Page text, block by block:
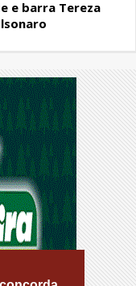
e barra Tereza